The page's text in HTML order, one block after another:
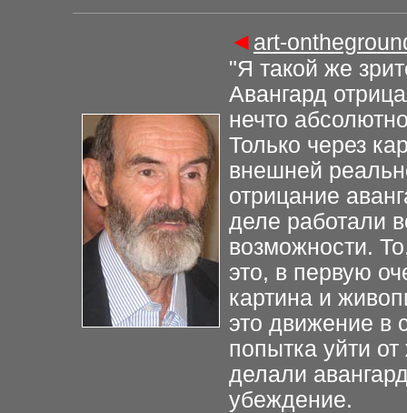
◄ art-
"Я такой же
Авангард
нечто
Только через
внешней
отрицание
деле работали
возможности.
это, в первую
картина и
это движение в
попытка уйти
делали
убеждение.